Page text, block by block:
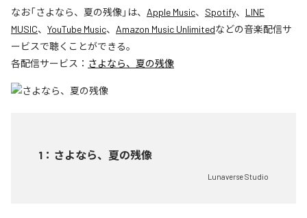
なお「さよなら、夏の残像」は、 Apple Music、 Spotify、 LINE
MUSIC、 YouTube Music、 Amazon Music Unlimitedなどの音楽配信サ
ービスで聴くことができる。
各配信サービス： さよなら、夏の残像
1 ： さよなら、夏の残像
Lunaverse Studio